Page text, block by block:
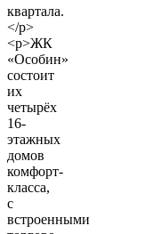
квартала.
</p>
<p>ЖК
«Особин»
состоит
их
четырёх
16-
этажных
домов
комфорт-
класса,
с
встроенными